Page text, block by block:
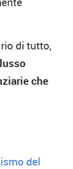
di tutto,
che
del